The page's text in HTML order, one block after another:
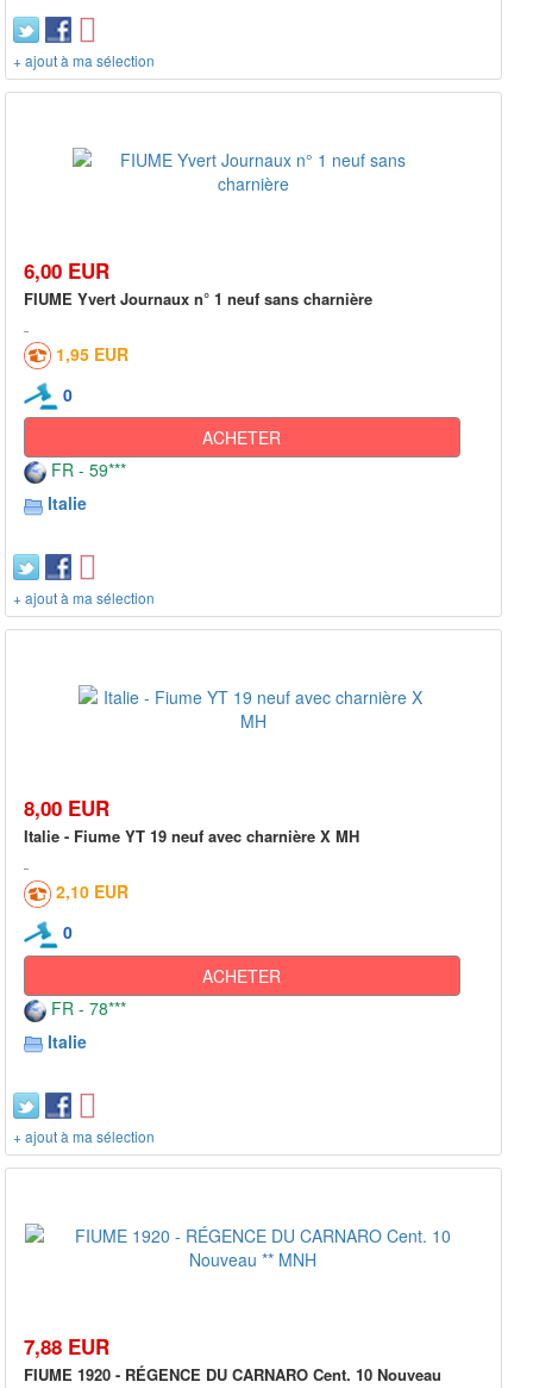
+ ajout à ma sélection
6,00 EUR
FIUME Yvert Journaux n° 1 neuf sans charnière
1,95 EUR
0
ACHETER
FR - 59***
Italie
+ ajout à ma sélection
8,00 EUR
Italie - Fiume YT 19 neuf avec charnière X MH
2,10 EUR
0
ACHETER
FR - 78***
Italie
+ ajout à ma sélection
7,88 EUR
FIUME 1920 - RÉGENCE DU CARNARO Cent. 10 Nouveau